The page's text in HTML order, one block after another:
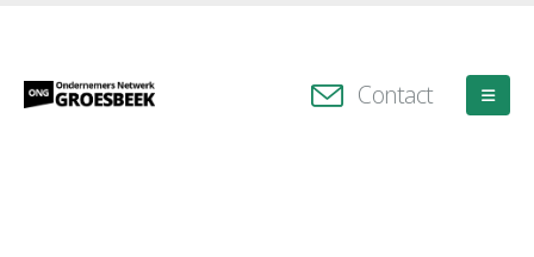
Contact